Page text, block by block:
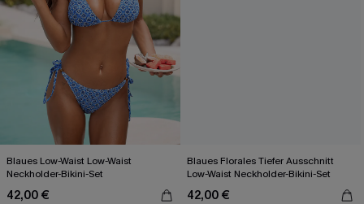
Blaues Low-Waist Low-Waist
Neckholder-Bikini-Set
42,00 €
Blaues Florales Tiefer Ausschnitt
Low-Waist Neckholder-Bikini-Set
42,00 €